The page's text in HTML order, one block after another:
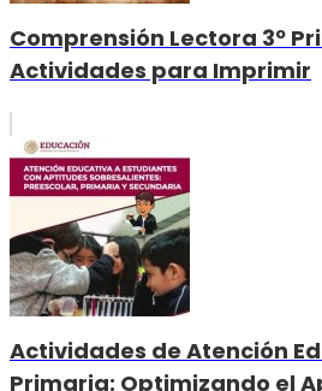
Comprensión Lectora 3º
Actividades para Imprimir
Actividades de Atención
Primaria: Optimizando el